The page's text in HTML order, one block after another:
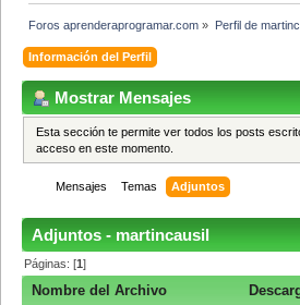
Foros aprenderaprogramar.com » Perfil de
Información del Perfil
Mostrar Mensajes
Esta sección te permite ver todos los posts
acceso en este momento.
Mensajes Temas Adjuntos
Adjuntos - martincausil
Páginas: [1]
Nombre del Archivo